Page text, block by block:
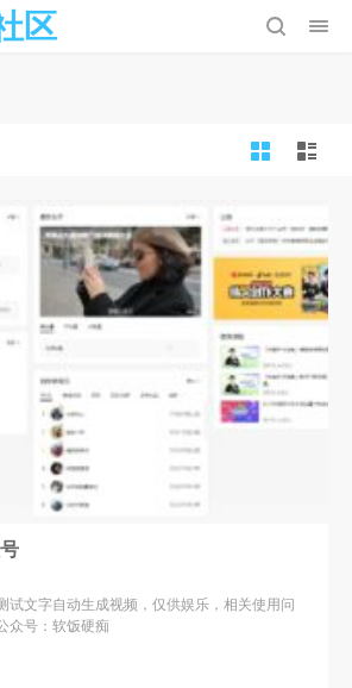
区
试文字自动生成视频，仅供娱乐，相关使用问
众号：软饭硬痴